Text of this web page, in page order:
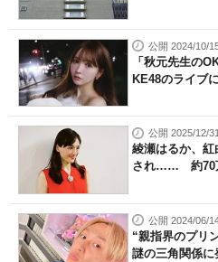
公開 2024/10/
「秋元先生の
KE48のライブ
公開 2025/12/
綾瀬はるか、
され…… 約70
公開 2024/06/
“親指界のプリ
謎の三角関係